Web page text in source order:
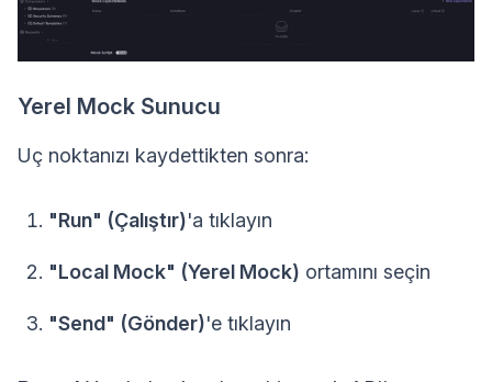
Yerel Mock Sunucu
Uç noktanızı kaydettikten sonra:
"Run" (Çalıştır)'a tıklayın
"Local Mock" (Yerel Mock) ortamını seçin
"Send" (Gönder)'e tıklayın